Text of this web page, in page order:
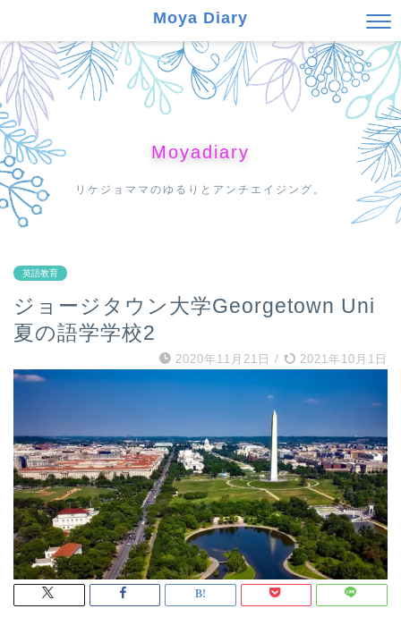
Moya Diary
Moyadiary
リケジョママのゆるりとアンチエイジング。
英語教育
ジョージタウン大学Georgetown Uni
夏の語学学校2
2020年11月21日 / 2021年10月1日